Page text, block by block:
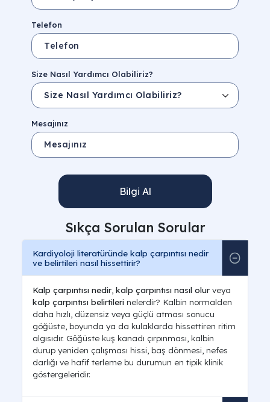
Telefon
Size Nasıl Yardımcı Olabiliriz?
Mesajınız
Bilgi Al